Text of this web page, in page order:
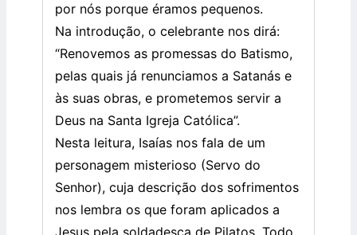
por nós porque éramos pequenos.
Na introdução, o celebrante nos dirá:
“Renovemos as promessas do Batismo,
pelas quais já renunciamos a Satanás e
às suas obras, e prometemos servir a
Deus na Santa Igreja Católica”.
Nesta leitura, Isaías nos fala de um
personagem misterioso (Servo do
Senhor), cuja descrição dos sofrimentos
nos lembra os que foram aplicados a